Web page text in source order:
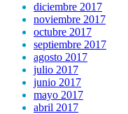
diciembre 2017
noviembre 2017
octubre 2017
septiembre 2017
agosto 2017
julio 2017
junio 2017
mayo 2017
abril 2017